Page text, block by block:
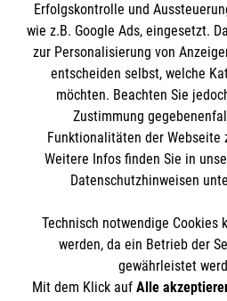
Impressum
Datenschutz
Cookies
Transparenz
Erfolgskontrolle und
wie z.B. Google Ads, eingesetzt.
zur Personalisierung von
entscheiden selbst, welche
möchten. Beachten Sie
Zustimmung
Funktionalitäten der Webseite
Weitere Infos finden Sie in
Datenschutzhinweisen
Technisch notwendige Cookies
werden, da ein Betrieb der
gewährleistet
Mit dem Klick auf Alle